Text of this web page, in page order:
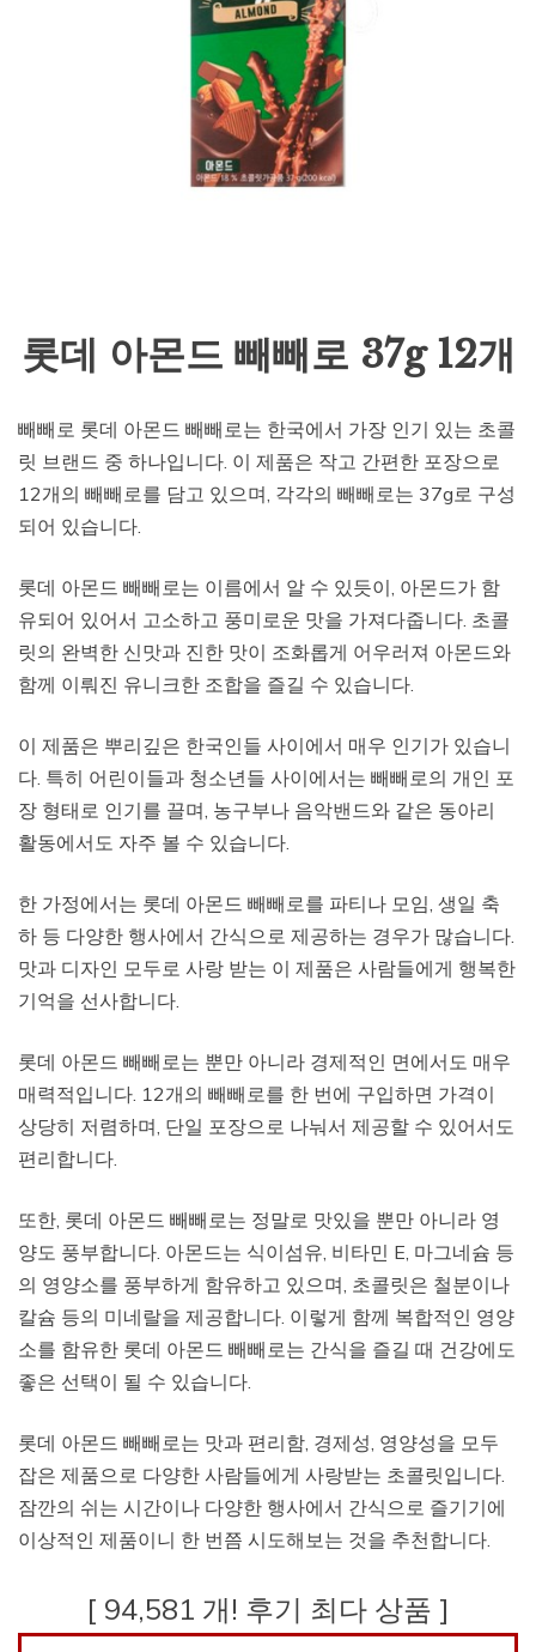
롯데 아몬드 빼빼로 37g 12개
빼빼로 롯데 아몬드 빼빼로는 한국에서 가장 인기 있는 초콜
릿 브랜드 중 하나입니다. 이 제품은 작고 간편한 포장으로
12개의 빼빼로를 담고 있으며, 각각의 빼빼로는 37g로 구성
되어 있습니다.
롯데 아몬드 빼빼로는 이름에서 알 수 있듯이, 아몬드가 함
유되어 있어서 고소하고 풍미로운 맛을 가져다줍니다. 초콜
릿의 완벽한 신맛과 진한 맛이 조화롭게 어우러져 아몬드와
함께 이뤄진 유니크한 조합을 즐길 수 있습니다.
이 제품은 뿌리깊은 한국인들 사이에서 매우 인기가 있습니
다. 특히 어린이들과 청소년들 사이에서는 빼빼로의 개인 포
장 형태로 인기를 끌며, 농구부나 음악밴드와 같은 동아리
활동에서도 자주 볼 수 있습니다.
한 가정에서는 롯데 아몬드 빼빼로를 파티나 모임, 생일 축
하 등 다양한 행사에서 간식으로 제공하는 경우가 많습니다.
맛과 디자인 모두로 사랑 받는 이 제품은 사람들에게 행복한
기억을 선사합니다.
롯데 아몬드 빼빼로는 뿐만 아니라 경제적인 면에서도 매우
매력적입니다. 12개의 빼빼로를 한 번에 구입하면 가격이
상당히 저렴하며, 단일 포장으로 나눠서 제공할 수 있어서도
편리합니다.
또한, 롯데 아몬드 빼빼로는 정말로 맛있을 뿐만 아니라 영
양도 풍부합니다. 아몬드는 식이섬유, 비타민 E, 마그네슘 등
의 영양소를 풍부하게 함유하고 있으며, 초콜릿은 철분이나
칼슘 등의 미네랄을 제공합니다. 이렇게 함께 복합적인 영양
소를 함유한 롯데 아몬드 빼빼로는 간식을 즐길 때 건강에도
좋은 선택이 될 수 있습니다.
롯데 아몬드 빼빼로는 맛과 편리함, 경제성, 영양성을 모두
잡은 제품으로 다양한 사람들에게 사랑받는 초콜릿입니다.
잠깐의 쉬는 시간이나 다양한 행사에서 간식으로 즐기기에
이상적인 제품이니 한 번쯤 시도해보는 것을 추천합니다.
[ 94,581 개! 후기 최다 상품 ]